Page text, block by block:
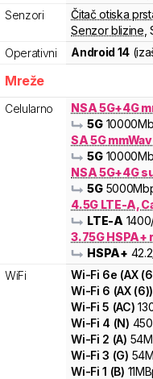
Senzori
Čitač otiska
Senzor blizine
Operativni
Android 14
Mreže
Celularno
NSA 5G+4G
5G 10000
SA 5G
5G 10000
NSA 5G+4G
5G 5000
4.5G LTE-A,
LTE-A 1400
3.75G HSPA+
HSPA+ 42.2
WiFi
Wi-Fi 6e (AX
Wi-Fi 6 (AX (6))
Wi-Fi5 (AC)
Wi-Fi 4 (N) 450
Wi-Fi 2 (A) 54
Wi-Fi3 (G) 54
Wi-Fi1 (B) 11